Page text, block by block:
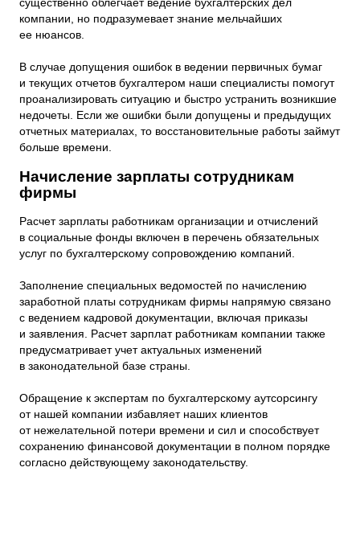
компании, но подразумевает знание мельчайших
ее нюансов.
В случае допущения ошибок в ведении первичных бумаг
и текущих отчетов бухгалтером наши специалисты помогут
проанализировать ситуацию и быстро устранить возникшие
недочеты. Если же ошибки были допущены и предыдущих
отчетных материалах, то восстановительные работы займут
больше времени.
Начисление зарплаты сотрудникам
фирмы
Расчет зарплаты работникам организации и отчислений
в социальные фонды включен в перечень обязательных
услуг по бухгалтерскому сопровождению компаний.
Заполнение специальных ведомостей по начислению
заработной платы сотрудникам фирмы напрямую связано
с ведением кадровой документации, включая приказы
и заявления. Расчет зарплат работникам компании также
предусматривает учет актуальных изменений
в законодательной базе страны.
Обращение к экспертам по бухгалтерскому аутсорсингу
от нашей компании избавляет наших клиентов
от нежелательной потери времени и сил и способствует
сохранению финансовой документации в полном порядке
согласно действующему законодательству.